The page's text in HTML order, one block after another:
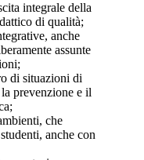
integrale della
di qualità;
anche
assunte
di situazioni di
prevenzione e il
che
anche con